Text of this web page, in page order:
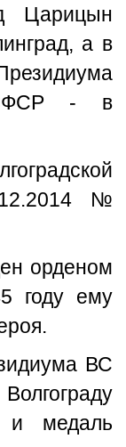
Царицын
а в
- в
№
орденом
году ему
ВС
и медаль